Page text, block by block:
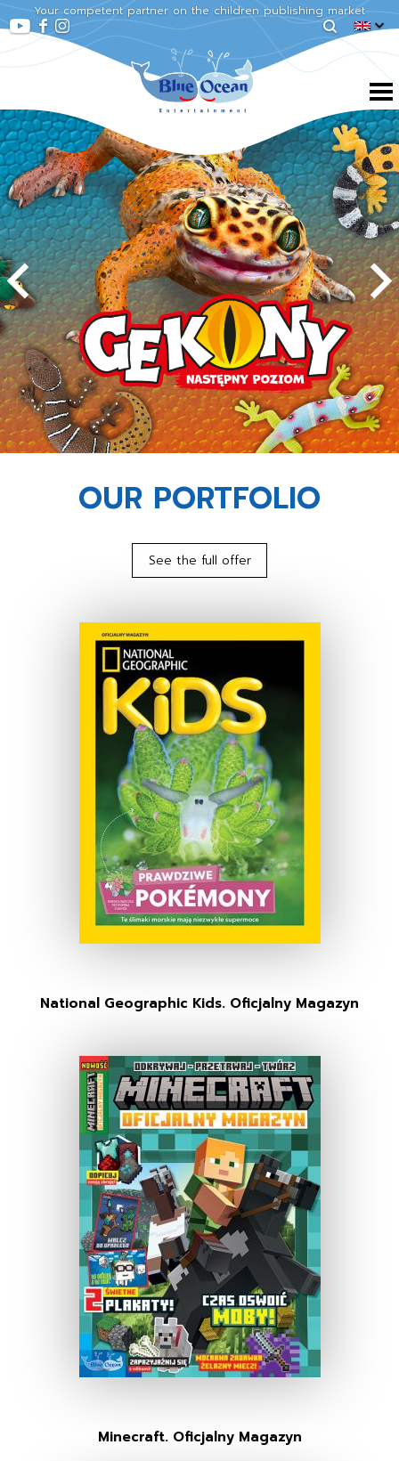
Your competent partner on the children publishing market
OUR PORTFOLIO
See the full offer
National Geographic Kids. Oficjalny Magazyn
Minecraft. Oficjalny Magazyn